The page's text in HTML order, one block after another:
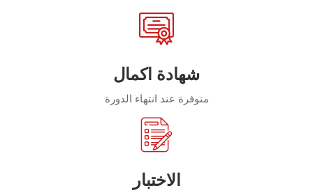
شهادة اكمال
متوفرة عند انتهاء الدورة
الاختبار